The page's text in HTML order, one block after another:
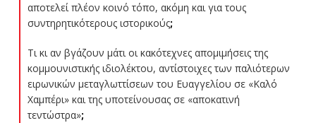
αποτελεί πλέον κοινό τόπο, ακόμη και για τους
συντηρητικότερους ιστορικούς;
Τι κι αν βγάζουν μάτι οι κακότεχνες απομιμήσεις της
κομμουνιστικής ιδιολέκτου, αντίστοιχες των παλιότερων
ειρωνικών μεταγλωττίσεων του Ευαγγελίου σε «Καλό
Χαμπέρι» και της υποτείνουσας σε «αποκατινή
τεντώστρα»;